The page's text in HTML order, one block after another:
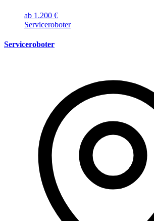
ab 1.200 €
Serviceroboter
Serviceroboter